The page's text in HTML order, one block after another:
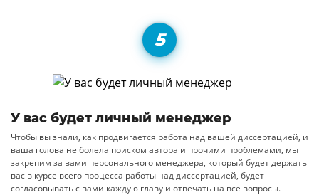
У вас будет личный менеджер
Чтобы вы знали, как продвигается работа над вашей диссертацией, и
ваша голова не болела поиском автора и прочими проблемами, мы
закрепим за вами персонального менеджера, который будет держать
вас в курсе всего процесса работы над диссертацией, будет
согласовывать с вами каждую главу и отвечать на все вопросы.